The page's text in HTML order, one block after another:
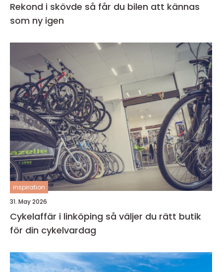
Rekond i skövde så får du bilen att kännas
som ny igen
inspiration
31. May 2026
Cykelaffär i linköping så väljer du rätt butik
för din cykelvardag